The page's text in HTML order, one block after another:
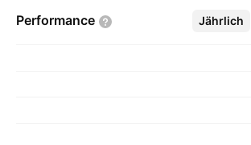
Performance Jährlich
Mehr